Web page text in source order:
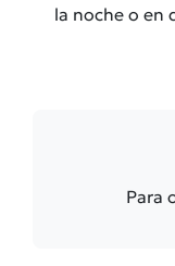
la noche o en
Para